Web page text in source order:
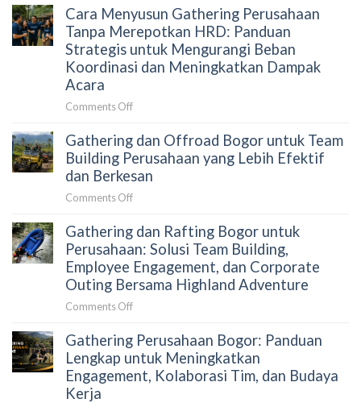
Kolaborasi
Tim
Secara
Alami
Kantor:
Panduan
HRD
Memilih
Banyak
Gathering
Perusahaan
Gagal
Menjaga
Peserta?
Cara Menyusun Gathering Perusahaan
Tanpa Merepotkan HRD: Panduan
Strategis untuk Mengurangi Beban
Koordinasi dan Meningkatkan Dampak
Acara
Comments Offon
Menyusun
Gathering
Panduan
Strategis
untuk
Mengurangi
Meningkatkan
Dampak
Acara
Gathering dan Offroad Bogor untuk Team
Building Perusahaan yang Lebih Efektif
dan Berkesan
Comments Offon
dan
Offroad
Bogor
untuk
Team
Building
yang
Lebih
Efektif
Gathering dan Rafting Bogor untuk
Perusahaan: Solusi Team Building,
Employee Engagement, dan Corporate
Outing Bersama Highland Adventure
Comments Offon
dan
Rafting
Bogor
untuk
Gathering Perusahaan Bogor: Panduan
Lengkap untuk Meningkatkan
Engagement, Kolaborasi Tim, dan Budaya
Kerja